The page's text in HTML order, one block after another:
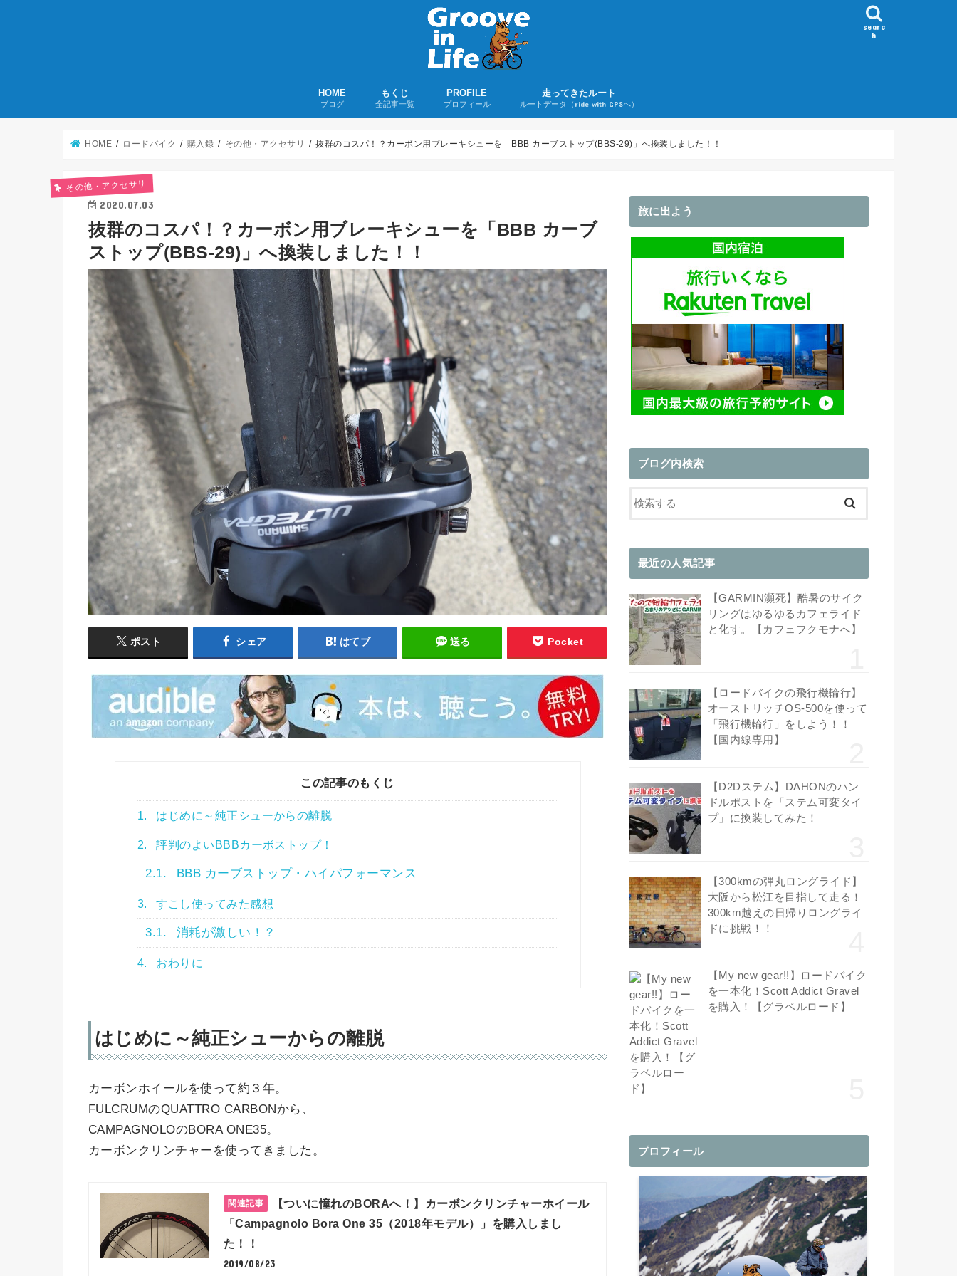
searc
h
HOME
ブログ
もくじ
全記事一覧
PROFILE
プロフィール
走ってきたルート
ルートデータ（ride with GPSへ）
HOME ロードバイク 購入録 その他・アクセサリ 抜群のコスパ！？カーボン用ブレーキシューを「BBB カーブストップ(BBS-29)」へ換装しました！！
その他・アクセサリ
2020.07.03
抜群のコスパ！？カーボン用ブレーキシューを「BBB カーブ
ストップ(BBS-29)」へ換装しました！！
ポスト シェア はてブ 送る Pocket
この記事のもくじ
1. はじめに～純正シューからの離脱
2. 評判のよいBBBカーボストップ！
2.1. BBB カーブストップ・ハイパフォーマンス
3. すこし使ってみた感想
3.1. 消耗が激しい！？
4. おわりに
はじめに～純正シューからの離脱
カーボンホイールを使って約３年。
FULCRUMのQUATTRO CARBONから、
CAMPAGNOLOのBORA ONE35。
カーボンクリンチャーを使ってきました。
【ついに憧れのBORAへ！】カーボンクリンチャーホイール
「Campagnolo Bora One 35（2018年モデル）」を購入しまし
た！！
2019/08/23
旅に出よう
ブログ内検索
最近の人気記事
【GARMIN瀕死】酷暑のサイク
リングはゆるゆるカフェライド
と化す。【カフェフクモナへ】
【ロードバイクの飛行機輪行】
オーストリッチOS-500を使って
「飛行機輪行」をしよう！！
【国内線専用】
【D2Dステム】DAHONのハン
ドルポストを「ステム可変タイ
プ」に換装してみた！
【300kmの弾丸ロングライド】
大阪から松江を目指して走る！
300km越えの日帰りロングライ
ドに挑戦！！
【My new gear!!】ロードバイク
を一本化！Scott Addict Gravel
を購入！【グラベルロード】
プロフィール